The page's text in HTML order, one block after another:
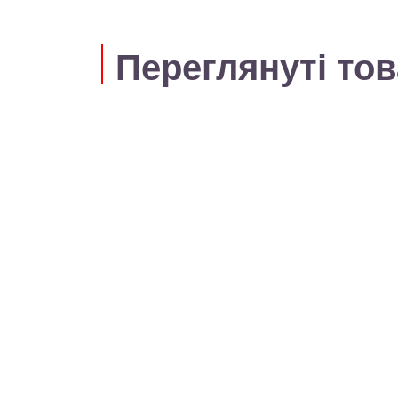
Переглянуті